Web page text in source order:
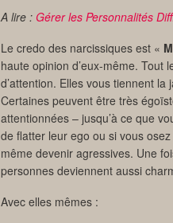
A lire : Gérer les Personnalités
Le credo des narcissiques est «
haute opinion d’eux-même. Tout
d’attention. Elles vous tiennent
Certaines peuvent être très
attentionnées – jusqu’à ce que
de flatter leur ego ou si vous
même devenir agressives. Une
personnes deviennent aussi
Avec elles mêmes :